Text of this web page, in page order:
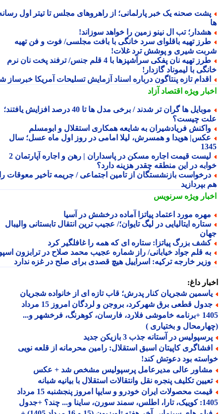
صحنه یک خبر پارلمانی؛ از راهروهای مجلس تا تیتر اول رسانه
تب ال نینو زمین را خواهد سوزاند!
تهیه باقلوای سرد خانگی با بافت مجلسی/ فوت و فن تهیه
شیری و پوشش ترد غلات!
طرز تهیه نان پفکی سرآشپزها با 4 قلم جنس/ ترفند پخت نان نرم
با لیموناد گازدار!
تازه پنتاگون درباره اسناد آزمایش تسلیحات آمریکا خبرساز شد
ویژهاقتصاد آزاد
موبایل ها گران تر شدند / برخی مدل ها تا 40 درصد افزایش یافتند؛
چیست؟
فریادشیران به شایعه همکاری استقلال و ابومسلم
هویدا و همسرش، لیلا امامی در روز اول ماه عسل؛ سال
لیست قیمت اجاره مسکن در پاسداران | رهن و اجاره آپارتمان 2
در این منطقه چقدر هزینه دارد؟
بازنشستگان از تامین اجتماعی / جریمه تأخیر معوقات را
بپردازید
ویژهسرنویس
مورد اعتماد پیاتزا آماده درخشش در آسیا
ایتالیایی در لیگ تایوان؛/ عجیب ترین انتقال تابستانی والیبال
بزرگ پیاتزا: ستاره ای که همه را غافلگیر کرد
قلم جواد خیابانی/ راز شماره عجیب محمد صلاح در ترابزون اسپور
خارجه ترکیه: اسراییل هیچ قصدی برای صلح در غزه ندارد
داغ:
شجریان کنار پدرش؛ قاب تازه ای از خانواده شجریان
جدول قطعی برق شهرکرد، بروجن و لردگان امروز 15 مرداد
1405 +برنامه خاموشی فلارد، فارسان، کوهرنگ، فرخشهر و...
و بختیاری )
در آستانه جذب 3 بازیکن جدید
کاپیتان اسبق استقلال: رامین محرمانه از قلعه نویی
بود دعوتش کند!
عالی مدیرعامل پرسپولیس مشخص شد + عکس
تکلیف پنجره نقل وانتقالات استقلال با بیانیه شبانه
قیمت محصولات ایران خودرو و سایپا امروز پنجشنبه 15 مرداد
ساینا و... چند؟ +جدول